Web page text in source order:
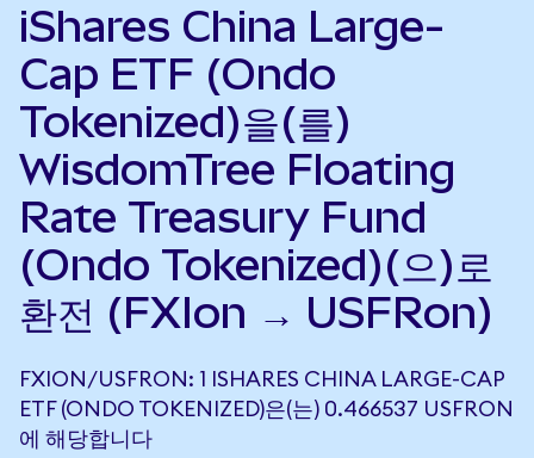
iShares China Large-
Cap ETF (Ondo
Tokenized)을(를)
WisdomTree Floating
Rate Treasury Fund
(Ondo Tokenized)(으)로
환전 (FXIon → USFRon)
FXION/USFRON: 1 ISHARES CHINA LARGE-CAP
ETF (ONDO TOKENIZED)은(는) 0.466537 USFRON
에 해당합니다